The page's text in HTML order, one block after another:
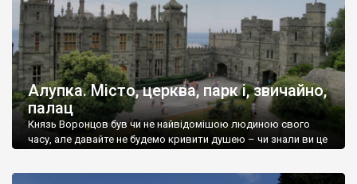
Алупка. Місто, церква, парк і, звичайно,
палац
Князь Воронцов був чи не найвідомішою людиною свого
часу, але давайте не будемо кривити душею – чи знали ви це